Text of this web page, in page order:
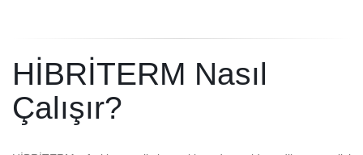
HİBRİTERM Nasıl
Çalışır?